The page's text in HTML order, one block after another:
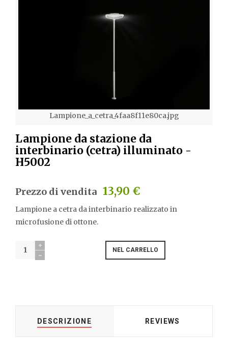
Lampione_a_cetra_4faa8f11e80ca.jpg
Lampione da stazione da
interbinario (cetra) illuminato -
H5002
Prezzo di vendita 13,90 €
Lampione a cetra da interbinario realizzato in
microfusione di ottone.
DESCRIZIONE REVIEWS